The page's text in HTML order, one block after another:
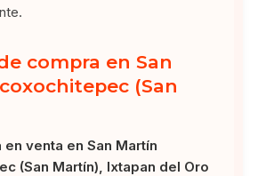
compra en San
(San
en venta en San Martín
(San Martín), Ixtapan del Oro